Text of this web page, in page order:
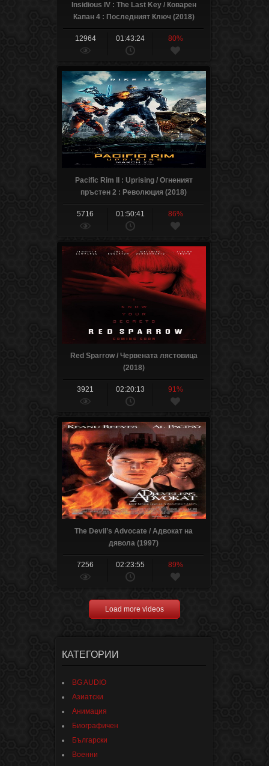
Insidious IV : The Last Key / Коварен
Капан 4 : Последният Ключ (2018)
12964 01:43:24 80%
Pacific Rim II : Uprising / Огненият
пръстен 2 : Революция (2018)
5716 01:50:41 86%
Red Sparrow / Червената лястовица
(2018)
3921 02:20:13 91%
The Devil’s Advocate / Адвокат на
дявола (1997)
7256 02:23:55 89%
Load more videos
КАТЕГОРИИ
BG AUDIO
Азиатски
Анимация
Биографичен
Български
Военни